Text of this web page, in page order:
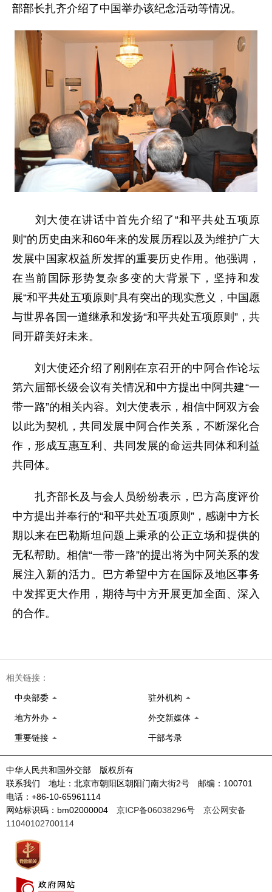
部部长扎齐介绍了中国举办该纪念活动等情况。
刘大使在讲话中首先介绍了“和平共处五项原
则”的历史由来和60年来的发展历程以及为维护广大
发展中国家权益所发挥的重要历史作用。他强调，
在当前国际形势复杂多变的大背景下，坚持和发
展“和平共处五项原则”具有突出的现实意义，中国愿
与世界各国一道继承和发扬“和平共处五项原则”，共
同开辟美好未来。
刘大使还介绍了刚刚在京召开的中阿合作论坛
第六届部长级会议有关情况和中方提出中阿共建“一
带一路”的相关内容。刘大使表示，相信中阿双方会
以此为契机，共同发展中阿合作关系，不断深化合
作，形成互惠互利、共同发展的命运共同体和利益
共同体。
扎齐部长及与会人员纷纷表示，巴方高度评价
中方提出并奉行的“和平共处五项原则”，感谢中方长
期以来在巴勒斯坦问题上秉承的公正立场和提供的
无私帮助。相信“一带一路”的提出将为中阿关系的发
展注入新的活力。巴方希望中方在国际及地区事务
中发挥更大作用，期待与中方开展更加全面、深入
的合作。
相关链接：
中央部委 驻外机构
地方外办 外交新媒体
重要链接 干部考录
中华人民共和国外交部 版权所有
联系我们 地址：北京市朝阳区朝阳门南大街2号 邮编：100701
电话：+86-10-65961114
网站标识码：bm02000004 京ICP备06038296号
京公网安备
11040102700114